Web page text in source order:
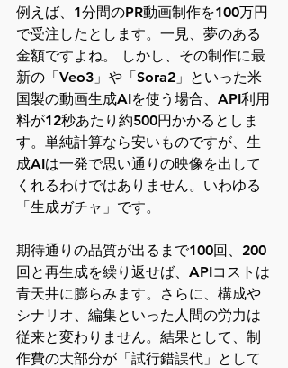
例えば、1分間のPR動画制作を100万円
で受注したとします。一見、夢のある
金額ですよね。 しかし、その制作に最
新の「Veo3」や「Sora2」といった米
国製の動画生成AIを使う場合、API利用
料が12秒あたり約500円かかるとしま
す。単純計算なら安いものですが、生
成AIは一発で思い通りの映像を出して
くれるわけではありません。いわゆる
「生成ガチャ」です。
期待通りの品質が出るまで100回、200
回と再生成を繰り返せば、APIコストは
青天井に膨らみます。さらに、構成や
シナリオ、編集といった人間の労力は
従来と変わりません。結果として、制
作費の大部分が「試行錯誤代」として